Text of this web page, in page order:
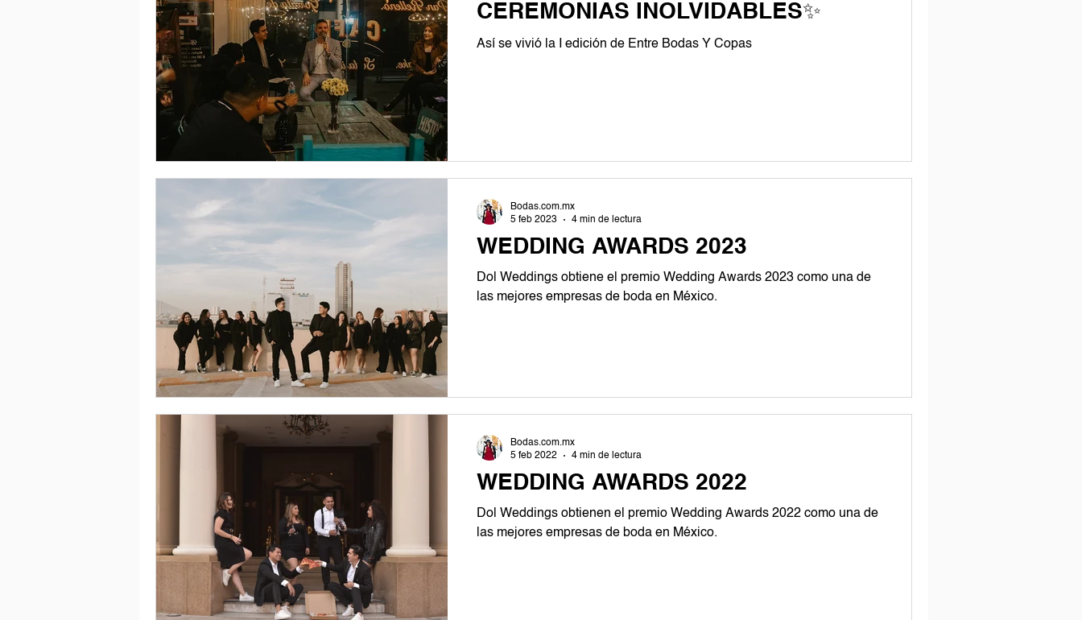
CEREMONIAS INOLVIDABLES✨
Así se vivió la I edición de Entre Bodas Y Copas
WEDDING AWARDS 2023
Dol Weddings obtiene el premio Wedding Awards 2023 como una de
las mejores empresas de boda en México.
Bodas.com.mx
5 feb 2023
4 min de lectura
WEDDING AWARDS 2022
Dol Weddings obtienen el premio Wedding Awards 2022 como una de
las mejores empresas de boda en México.
Bodas.com.mx
5 feb 2022
4 min de lectura